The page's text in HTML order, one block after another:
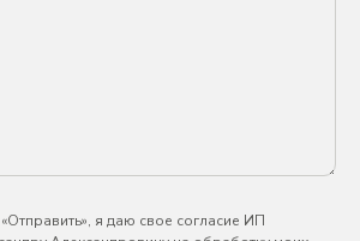
я даю свое согласие ИП